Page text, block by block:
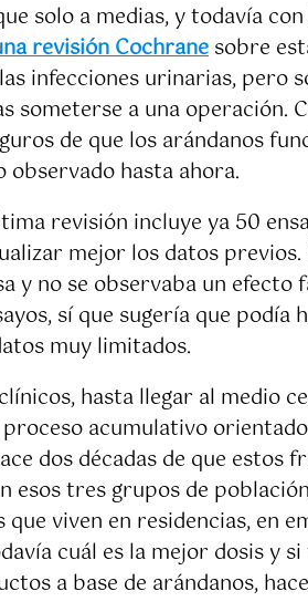
solo a medias, y todavía
revisión Cochrane sobre
infecciones urinarias, pero
someterse a una operación.
de que los arándanos
hasta ahora.
revisión incluye ya 50
mejor los datos
y no se observaba un
sí que sugería que
muy limitados.
hasta llegar al medio
acumulativo
dos décadas de que
tres grupos de
viven en residencias, en
cuál es la mejor dosis
a base de arándanos,